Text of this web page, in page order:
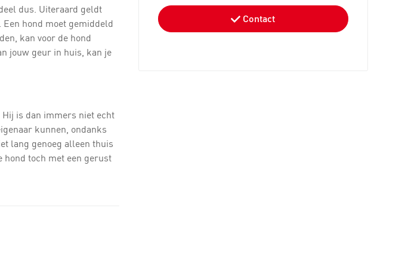
dus. Uiteraard geldt
hond moet gemiddeld
kan voor de hond
jouw geur in huis, kan je
is dan immers niet echt
kunnen, ondanks
lang genoeg alleen thuis
hond toch met een gerust
Contact